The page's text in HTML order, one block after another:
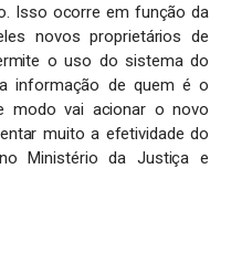
Isso ocorre em função da
novos proprietários de
o uso do sistema do
informação de quem é o
modo vai acionar o novo
muito a efetividade do
Ministério da Justiça e